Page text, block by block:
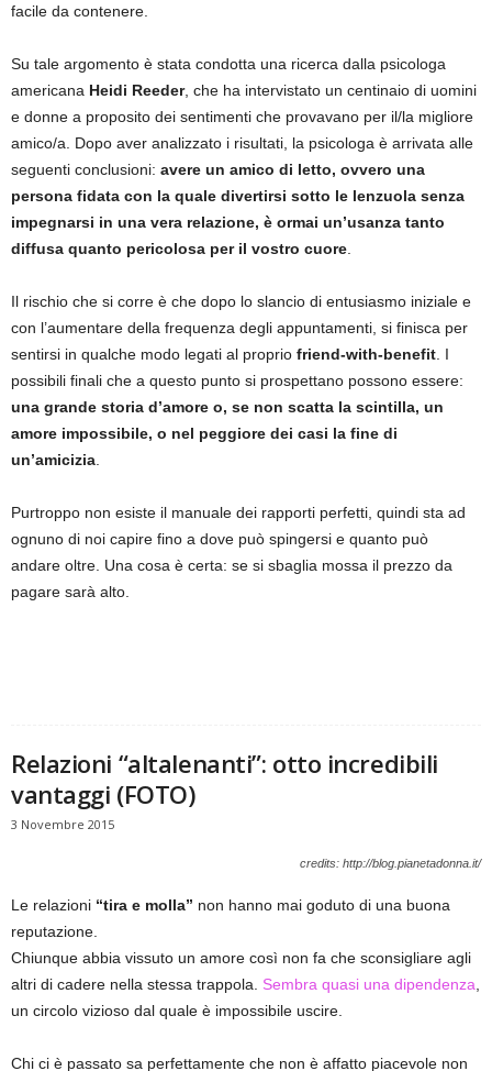
facile da contenere.
Su tale argomento è stata condotta una ricerca dalla psicologa
americana Heidi Reeder, che ha intervistato un centinaio di uomini
e donne a proposito dei sentimenti che provavano per il/la migliore
amico/a. Dopo aver analizzato i risultati, la psicologa è arrivata alle
seguenti conclusioni: avere un amico di letto, ovvero una
persona fidata con la quale divertirsi sotto le lenzuola senza
impegnarsi in una vera relazione, è ormai un’usanza tanto
diffusa quanto pericolosa per il vostro cuore
Il rischio che si corre è che dopo lo slancio di entusiasmo iniziale e
con l’aumentare della frequenza degli appuntamenti, si finisca per
sentirsi in qualche modo legati al proprio friend-with-benefit . I
possibili finali che a questo punto si prospettano possono essere:
una grande storia d’amore o, se non scatta la scintilla, un
amore impossibile, o nel peggiore dei casi la fine di
un’amicizia
Purtroppo non esiste il manuale dei rapporti perfetti, quindi sta ad
ognuno di noi capire fino a dove può spingersi e quanto può
andare oltre. Una cosa è certa: se si sbaglia mossa il prezzo da
pagare sarà alto.
Relazioni “altalenanti”: otto incredibili
vantaggi (FOTO)
3 Novembre 2015
credits: http://blog.pianetadonna.it/
Le relazioni “tira e molla” non hanno mai goduto di una buona
reputazione.
Chiunque abbia vissuto un amore così non fa che sconsigliare agli
altri di cadere nella stessa trappola. Sembra quasi una dipendenza
un circolo vizioso dal quale è impossibile uscire.
Chi ci è passato sa perfettamente che non è affatto piacevole non